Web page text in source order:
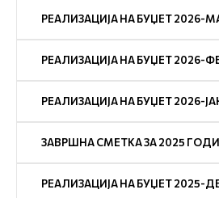
РЕАЛИЗАЦИЈА НА БУЏЕТ 2026-
РЕАЛИЗАЦИЈА НА БУЏЕТ 2026-
РЕАЛИЗАЦИЈА НА БУЏЕТ 2026-
ЗАВРШНА СМЕТКА ЗА 2025
РЕАЛИЗАЦИЈА НА БУЏЕТ 2025-